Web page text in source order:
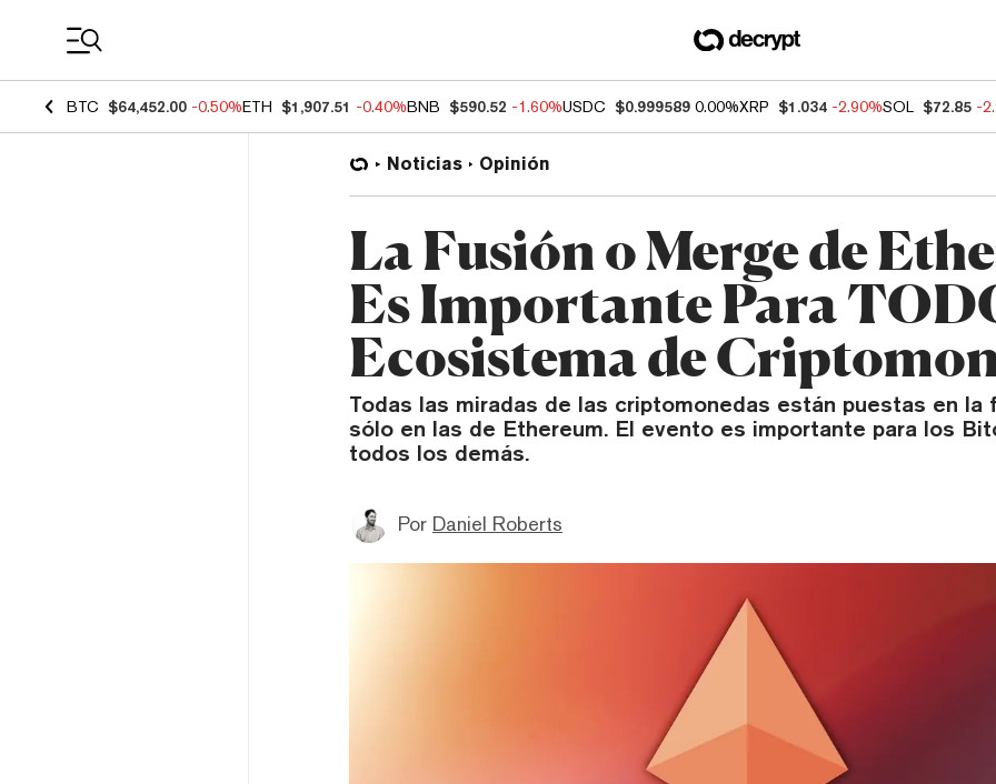
BTC $64,452.00 -0.50%ETH $1,907.51 -0.40%BNB $590.52 -1.60%USDC $0.999589 0.00%XRP $1.034 -2.90%SOL $72.85 -
Noticias Opinión
La Fusión o Merge de
Es Importante Para
Ecosistema de
Todas las miradas de las criptomonedas están puestas en la
sólo en las de Ethereum. El evento es importante para los
todos los demás.
Por Daniel Roberts